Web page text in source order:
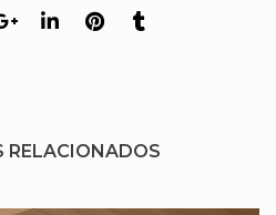
RELACIONADOS